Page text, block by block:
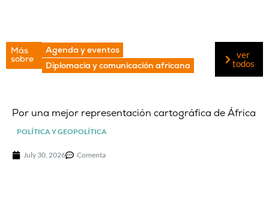
Más
sobre
Agenda y eventos
Diplomacia y comunicación africana
ver
todos
Por una mejor representación cartográfica de África
POLÍTICA Y GEOPOLÍTICA
July 30, 2026 Comenta